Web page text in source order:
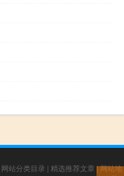
网站分类目录 | 精选推荐文章 |网站地